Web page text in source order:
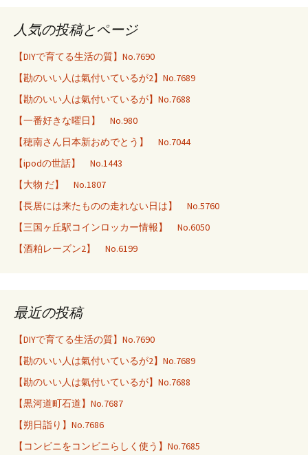
人気の投稿とページ
【DIYで育てる生活の質】No.7690
【勘のいい人は氣付いているが2】No.7689
【勘のいい人は氣付いているが】No.7688
【一番好きな曜日】 No.980
【穂南さん日本新おめでとう】 No.7044
【ipodの世話】 No.1443
【大物 だ】 No.1807
【長居には来たものの走れない日は】 No.5760
【三国ヶ丘駅コインロッカー情報】 No.6050
【酒粕レーズン2】 No.6199
最近の投稿
【DIYで育てる生活の質】No.7690
【勘のいい人は氣付いているが2】No.7689
【勘のいい人は氣付いているが】No.7688
【黒河道町石道】No.7687
【朔日詣り】No.7686
【コンビニをコンビニらしく使う】No.7685